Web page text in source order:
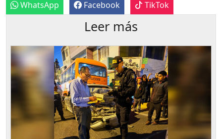
WhatsApp Facebook TikTok
Leer más